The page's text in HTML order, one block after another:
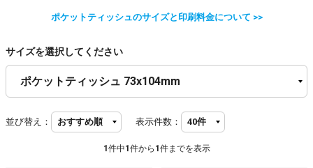
ポケットティッシュのサイズと印刷料金について >>
サイズを選択してください
並び替え： 表示件数：
1 件中1 件から 1 件までを表示